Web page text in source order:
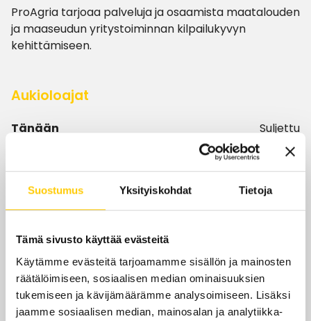
Suostumus Yksityiskohdat Tietoja
Tämä sivusto käyttää evästeitä
Käytämme evästeitä tarjoamamme sisällön ja mainosten
räätälöimiseen, sosiaalisen median ominaisuuksien
tukemiseen ja kävijämäärämme analysoimiseen. Lisäksi
jaamme sosiaalisen median, mainosalan ja analytiikka-
ProAgria tarjoaa palveluja ja osaamista maatalouden
ja maaseudun yritystoiminnan kilpailukyvyn
kehittämiseen.
Aukioloajat
Tänään
Suljettu
Tilauksella
la-su
Suljettu
Proagria.fi/proagria-pohjois-suomi
358438266494